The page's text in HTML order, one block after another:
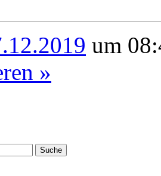
um
»